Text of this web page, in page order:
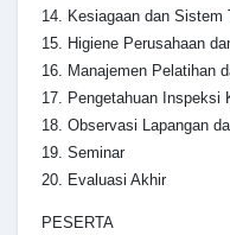
14. Kesiagaan dan Sistem
15. Higiene Perusahaan
16. Manajemen Pelatihan
17. Pengetahuan Inspeksi
18. Observasi Lapangan
19. Seminar
20. Evaluasi Akhir
PESERTA